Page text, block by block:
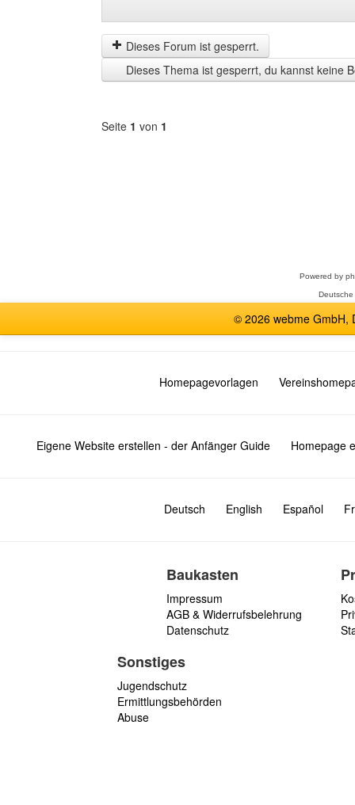
der
letzten
Zeit
anzeigen
by
Dieses Forum ist gesperrt.
Dieses Thema ist gesperrt, du kannst keine
Seite 1 von 1
Powered by
© 2026 webme GmbH,
Homepagevorlagen
Eigene Website erstellen - der Anfänger Guide Homepage
Deutsch English Español
Baukasten
Impressum
AGB & Widerrufsbelehrung
Datenschutz
Sonstiges
Jugendschutz
Ermittlungsbehörden
Abuse